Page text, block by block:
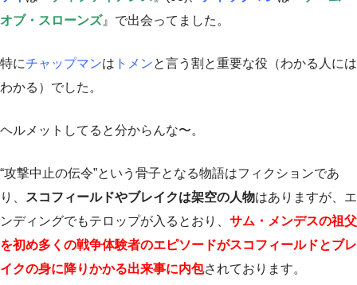
オブ・スローンズ』で出会ってました。
特にチャップマンは トメンと言う割と重要な役（わかる人には
わかる）でした。
ヘルメットしてると分からんな〜。
“攻撃中止の伝令”という骨子となる物語はフィクションであ
り、
スコフィールドやブレイクは架空の人物はありますが、エ
ンディングでもテロップが入るとおり、 サム・メンデスの祖父
を初め多くの戦争体験者のエピソードがスコフィールドとブレ
イクの身に降りかかる出来事に内包されております。